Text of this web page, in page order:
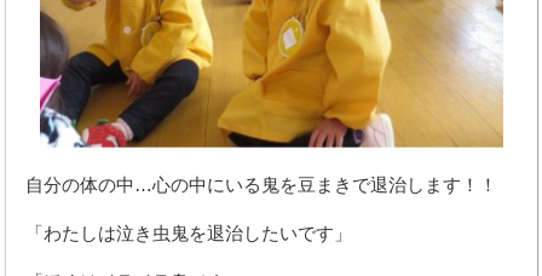
自分の体の中…心の中にいる鬼を豆まきで退治します！！
「わたしは泣き虫鬼を退治したいです」